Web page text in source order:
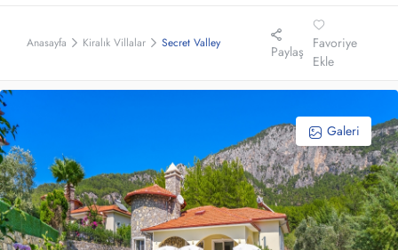
Anasayfa Kiralık Villalar Secret Valley Paylaş
Favoriye
Ekle
Galeri